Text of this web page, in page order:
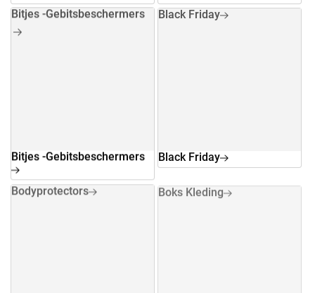
Bitjes -Gebitsbeschermers
Bitjes -Gebitsbeschermers
Black Friday
Black Friday
Bodyprotectors Boks Kleding